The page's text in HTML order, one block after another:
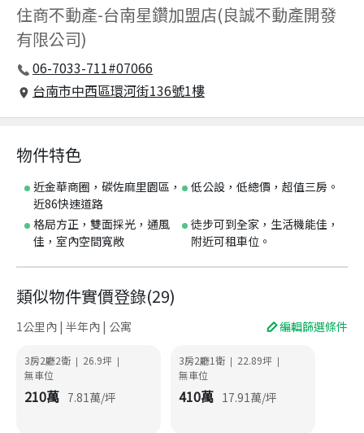
住商不動產-台南星鑽加盟店(良誠不動產開發
有限公司)
06-7033-711#07066
台南市中西區環河街136號1樓
物件特色
近金華商圈，碳佐麻里園區，
近86快速道路
低公設，低總價，超值三房。
格局方正，雙面採光，通風
佳，室內空間寬敞
徒步可到全家，生活機能佳，
附近可租車位。
類似物件實價登錄(29)
1公里內 | 半年內 | 公寓 編輯篩選條件
3房2廳2衛 | 26.9坪 |
無車位
210萬 7.81萬/坪
3房2廳1衛 | 22.89坪 |
無車位
410萬 17.91萬/坪